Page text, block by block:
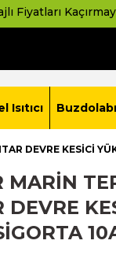
Isıtıcı Buzdolabı
DEVRE KESİCİ
MARİN
DEVRE